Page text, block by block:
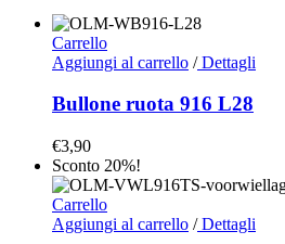
Carrello
Aggiungi al carrello /Dettagli
Bullone ruota 916 L28
€3,90
Sconto 20%!
Carrello
Aggiungi al carrello /Dettagli